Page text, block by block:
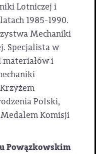
Lotniczej i
1985-1990.
Mechaniki
Specjalista w
materiałów i
Polski,
Medalem Komisji
Powązkowskim